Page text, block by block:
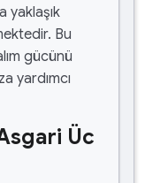
yaklaşık
Bu
gücünü
yardımcı
Üc